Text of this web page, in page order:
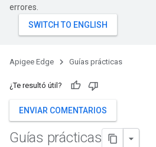
errores.
Apigee Edge Guías prácticas
¿Te resultó útil?
ENVIAR COMENTARIOS
Guías prácticas